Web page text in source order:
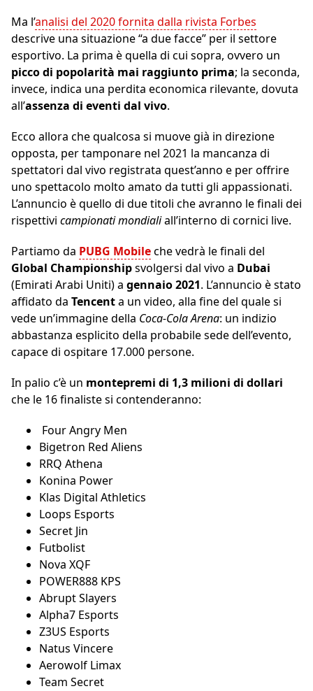
Ma l’analisi del 2020 fornita dalla rivista Forbes
descrive una situazione “a due facce” per il settore
esportivo. La prima è quella di cui sopra, ovvero un
picco di popolarità mai raggiunto prima; la seconda,
invece, indica una perdita economica rilevante, dovuta
all’assenza di eventi dal vivo.
Ecco allora che qualcosa si muove già in direzione
opposta, per tamponare nel 2021 la mancanza di
spettatori dal vivo registrata quest’anno e per offrire
uno spettacolo molto amato da tutti gli appassionati.
L’annuncio è quello di due titoli che avranno le finali dei
rispettivi campionati mondialiall’interno di cornici live.
Partiamo da PUBG Mobileche vedrà le finali del
Global Championshipsvolgersi dal vivo a Dubai
(Emirati Arabi Uniti) a gennaio 2021. L’annuncio è stato
affidato da Tencenta un video, alla fine del quale si
vede un’immagine della Coca-Cola Arena: un indizio
abbastanza esplicito della probabile sede dell’evento,
capace di ospitare 17.000 persone.
In palio c’è un montepremi di 1,3 milioni di dollari
che le 16 finaliste si contenderanno:
Four Angry Men
Bigetron Red Aliens
RRQ Athena
Konina Power
Klas Digital Athletics
Loops Esports
Secret Jin
Futbolist
Nova XQF
POWER888 KPS
Abrupt Slayers
Alpha7 Esports
Z3US Esports
Natus Vincere
Aerowolf Limax
Team Secret